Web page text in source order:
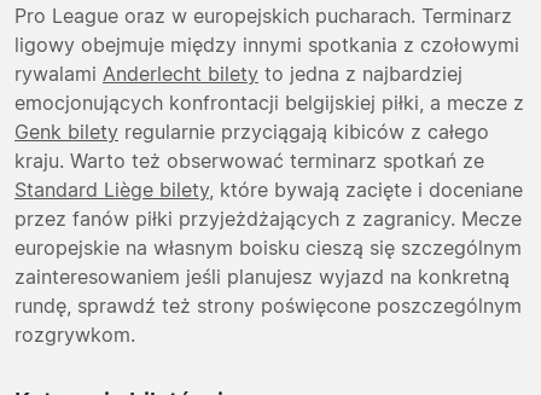
Pro League oraz w europejskich pucharach. Terminarz
ligowy obejmuje między innymi spotkania z czołowymi
rywalami Anderlecht bilety to jedna z najbardziej
emocjonujących konfrontacji belgijskiej piłki, a mecze z
Genk bilety regularnie przyciągają kibiców z całego
kraju. Warto też obserwować terminarz spotkań ze
Standard Liège bilety, które bywają zacięte i doceniane
przez fanów piłki przyjeżdżających z zagranicy. Mecze
europejskie na własnym boisku cieszą się szczególnym
zainteresowaniem jeśli planujesz wyjazd na konkretną
rundę, sprawdź też strony poświęcone poszczególnym
rozgrywkom.